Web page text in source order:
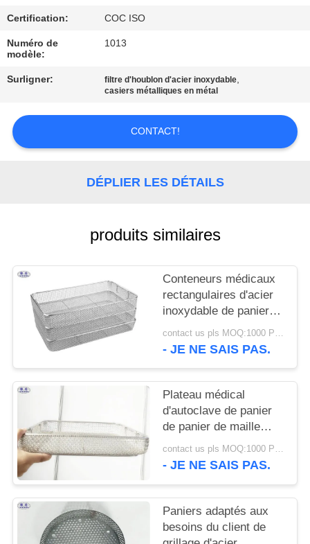
CONTRÔLE
DE
NOUS
CONTACTER
NOUVELLES
UN DEVIS
PLAN
SITE
POLITIQUE
DE
CONFIDENTIALITÉ
Certification: COC ISO
Numéro de
modèle:
1013
Surligner: filtre d'houblon d'acier inoxydable,
casiers métalliques en métal
CONTACT!
DÉPLIER LES DÉTAILS
produits similaires
Conteneurs médicaux
rectangulaires d'acier
inoxydable de panier
de grillage d'anti
corrosion
contact us pls MOQ:1000 Pieces
- JE NE SAIS PAS.
Plateau médical
d'autoclave de panier
de panier de maille
d'acier inoxydable de
stérilisation
contact us pls MOQ:1000 Piece
- JE NE SAIS PAS.
Paniers adaptés aux
besoins du client de